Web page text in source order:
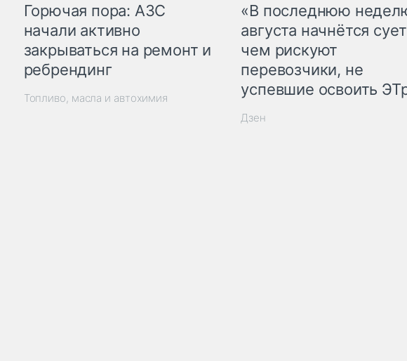
Горючая пора: АЗС
начали активно
закрываться на ремонт и
ребрендинг
Топливо, масла и автохимия
«В последнюю
августа начнётся
чем рискуют
перевозчики, не
успевшие освоить
Дзен